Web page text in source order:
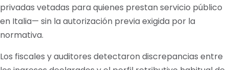
privadas vetadas para quienes prestan servicio público
en Italia— sin la autorización previa exigida por la
normativa.
Los fiscales y auditores detectaron discrepancias entre